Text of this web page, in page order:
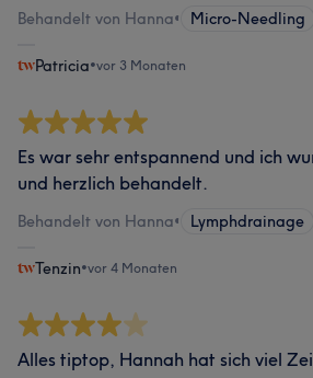
Behandelt von Hanna• Micro-Needling
Patricia•vor 3 Monaten
Es war sehr entspannend und ich
und herzlich behandelt.
Behandelt von Hanna• Lymphdrainage
Tenzin•vor 4 Monaten
Alles tiptop, Hannah hat sich viel